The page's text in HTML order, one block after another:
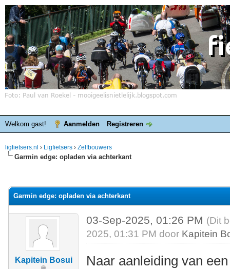
Welkom gast! Aanmelden Registreren
ligfietsers.nl › Ligfietsers › Zelfbouwers
Garmin edge: opladen via achterkant
Garmin edge: opladen via achterkant
Kapitein Bosui
03-Sep-2025, 01:26 PM (Dit
2025, 01:31 PM door Kapitein
Naar aanleiding van